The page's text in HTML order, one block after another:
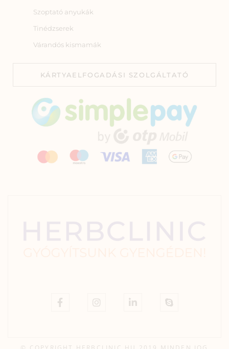
Szoptató anyukák
Tinédzserek
Várandós kismamák
KÁRTYAELFOGADÁSI SZOLGÁLTATÓ